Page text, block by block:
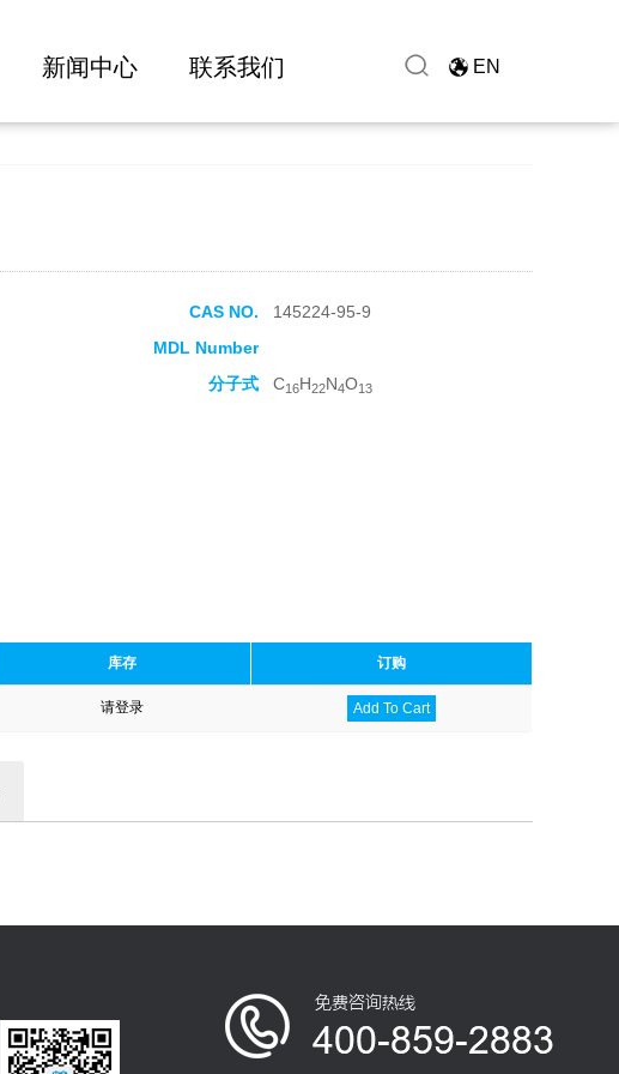
新闻中心 联系我们 EN
CAS NO.
145224-95-9
MDL Number
分子式 C16H22N4O13
库存 订购
请登录 Add To Cart